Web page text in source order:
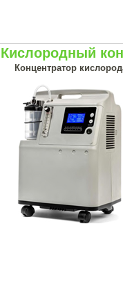
Кислородный
Концентратор